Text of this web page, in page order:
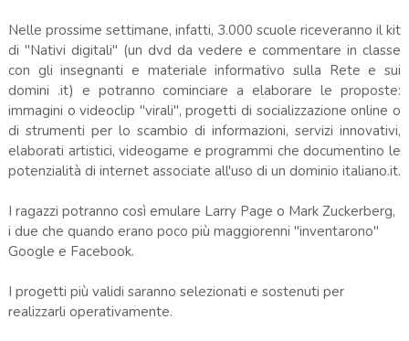
Nelle prossime settimane, infatti, 3.000 scuole riceveranno il kit
di ''Nativi digitali'' (un dvd da vedere e commentare in classe
con gli insegnanti e materiale informativo sulla Rete e sui
domini .it) e potranno cominciare a elaborare le proposte:
immagini o videoclip "virali", progetti di socializzazione online o
di strumenti per lo scambio di informazioni, servizi innovativi,
elaborati artistici, videogame e programmi che documentino le
potenzialità di internet associate all'uso di un dominio italiano.it.
I ragazzi potranno così emulare Larry Page o Mark Zuckerberg,
i due che quando erano poco più maggiorenni "inventarono"
Google e Facebook.
I progetti più validi saranno selezionati e sostenuti per
realizzarli operativamente.